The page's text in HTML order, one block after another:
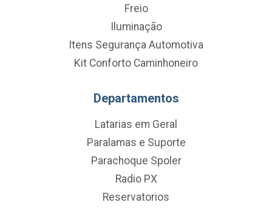
Freio
Iluminação
Itens Segurança Automotiva
Kit Conforto Caminhoneiro
Departamentos
Latarias em Geral
Paralamas e Suporte
Parachoque Spoler
Radio PX
Reservatorios